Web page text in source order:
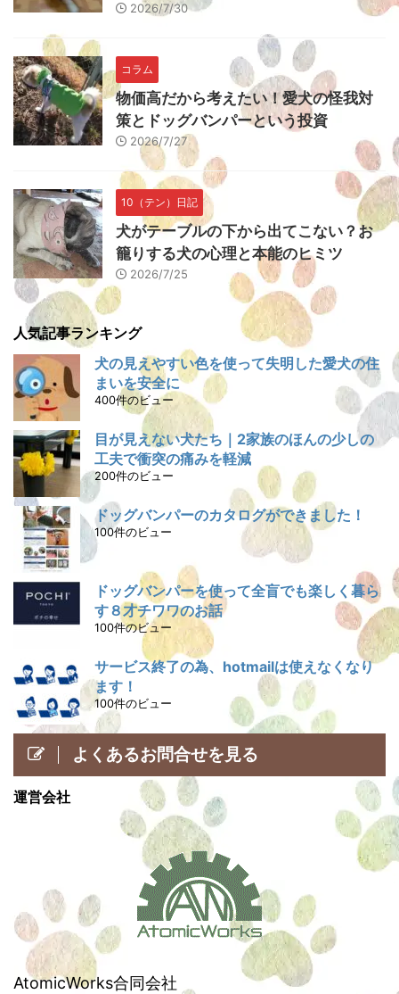
2026/7/30
コラム
物価高だから考えたい！愛犬の怪我対
策とドッグバンパーという投資
2026/7/27
10（テン）日記
犬がテーブルの下から出てこない？お
籠りする犬の心理と本能のヒミツ
2026/7/25
人気記事ランキング
犬の見えやすい色を使って失明した愛犬の住
まいを安全に
400件のビュー
目が見えない犬たち｜2家族のほんの少しの
工夫で衝突の痛みを軽減
200件のビュー
ドッグバンパーのカタログができました！
100件のビュー
ドッグバンパーを使って全盲でも楽しく暮ら
す８才チワワのお話
100件のビュー
サービス終了の為、hotmailは使えなくなり
ます！
100件のビュー
よくあるお問合せを見る
運営会社
AtomicWorks合同会社